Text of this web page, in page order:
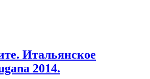
Итальянское
2014.